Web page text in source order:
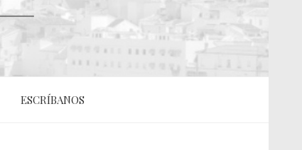
ESCRÍBANOS